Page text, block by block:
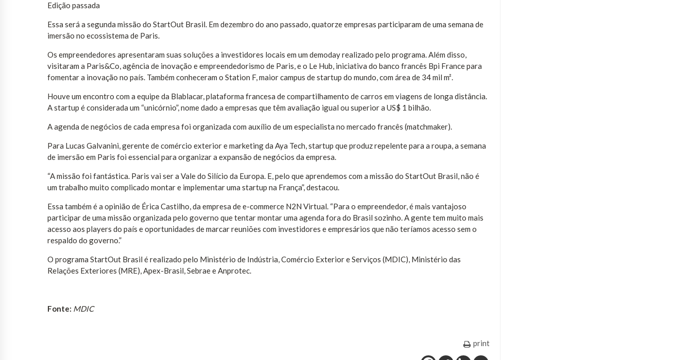
Edição passada
Essa será a segunda missão do StartOut Brasil. Em dezembro do ano passado, quatorze empresas participaram de uma semana de
imersão no ecossistema de Paris.
Os empreendedores apresentaram suas soluções a investidores locais em um demoday realizado pelo programa. Além disso,
visitaram a Paris&Co, agência de inovação e empreendedorismo de Paris, e o Le Hub, iniciativa do banco francês Bpi France para
fomentar a inovação no país. Também conheceram o Station F, maior campus de startup do mundo, com área de 34 mil m².
Houve um encontro com a equipe da Blablacar, plataforma francesa de compartilhamento de carros em viagens de longa distância.
A startup é considerada um “unicórnio”, nome dado a empresas que têm avaliação igual ou superior a US$ 1 bilhão.
A agenda de negócios de cada empresa foi organizada com auxílio de um especialista no mercado francês (matchmaker).
Para Lucas Galvanini, gerente de comércio exterior e marketing da Aya Tech, startup que produz repelente para a roupa, a semana
de imersão em Paris foi essencial para organizar a expansão de negócios da empresa.
“A missão foi fantástica. Paris vai ser a Vale do Silício da Europa. E, pelo que aprendemos com a missão do StartOut Brasil, não é
um trabalho muito complicado montar e implementar uma startup na França”, destacou.
Essa também é a opinião de Érica Castilho, da empresa de e-commerce N2N Virtual. “Para o empreendedor, é mais vantajoso
participar de uma missão organizada pelo governo que tentar montar uma agenda fora do Brasil sozinho. A gente tem muito mais
acesso aos players do país e oportunidades de marcar reuniões com investidores e empresários que não teríamos acesso sem o
respaldo do governo.”
O programa StartOut Brasil é realizado pelo Ministério de Indústria, Comércio Exterior e Serviços (MDIC), Ministério das
Relações Exteriores (MRE), Apex-Brasil, Sebrae e Anprotec.
Fonte: MDIC
print